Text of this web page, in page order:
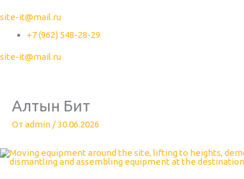
site-it@mail.ru
+7 (962) 548-28-29
site-it@mail.ru
Алтын Бит
От admin /30.06.2026